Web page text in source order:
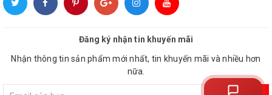
Đăng ký nhận tin khuyến mãi
Nhận thông tin sản phẩm mới nhất, tin khuyến mãi và nhiều hơn
nữa.